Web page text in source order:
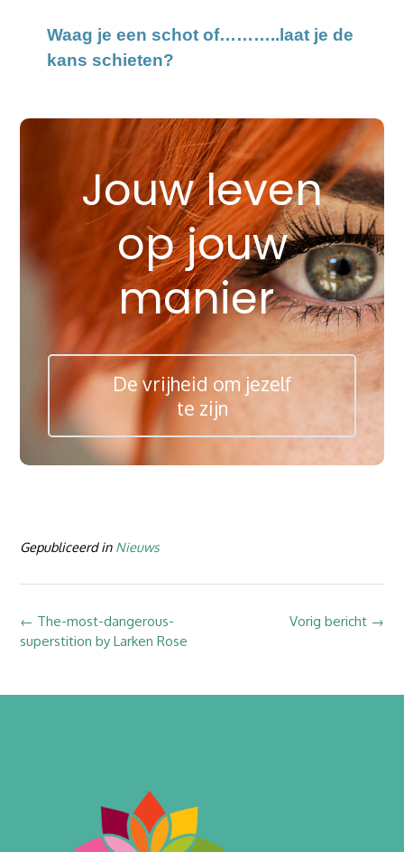
Waag je een schot of………..laat je de
kans schieten?
Jouw leven
op jouw
manier
De vrijheid om jezelf
te zijn
Gepubliceerd in Nieuws
Bericht
navigatie
Vorig bericht →
← The-most-dangerous-
superstition by Larken Rose